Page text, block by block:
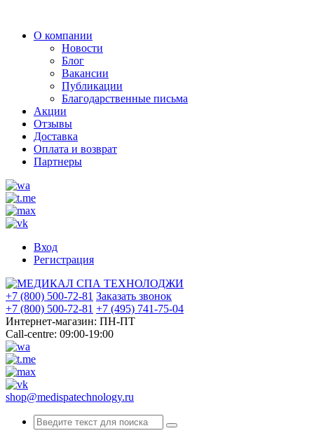
О компании
Новости
Блог
Вакансии
Публикации
Благодарственные письма
Акции
Отзывы
Доставка
Оплата и возврат
Партнеры
Вход
Регистрация
+7 (800) 500-72-81 Заказать звонок
+7 (800) 500-72-81 +7 (495) 741-75-04
Интернет-магазин: ПН-ПТ
Call-centre: 09:00-19:00
shop@medispatechnology.ru